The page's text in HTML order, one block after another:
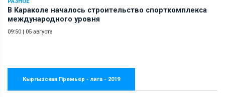
В Караколе началось строительство спорткомплекса
международного уровня
09:50 | 05 августа
Кыргызская Премьер - лига - 2019